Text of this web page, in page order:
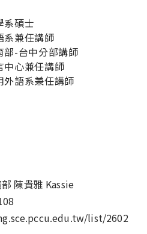
系碩士
系兼任講師
部-台中分部講師
中心兼任講師
外語系兼任講師
陳貴雅 Kassie
list/2602